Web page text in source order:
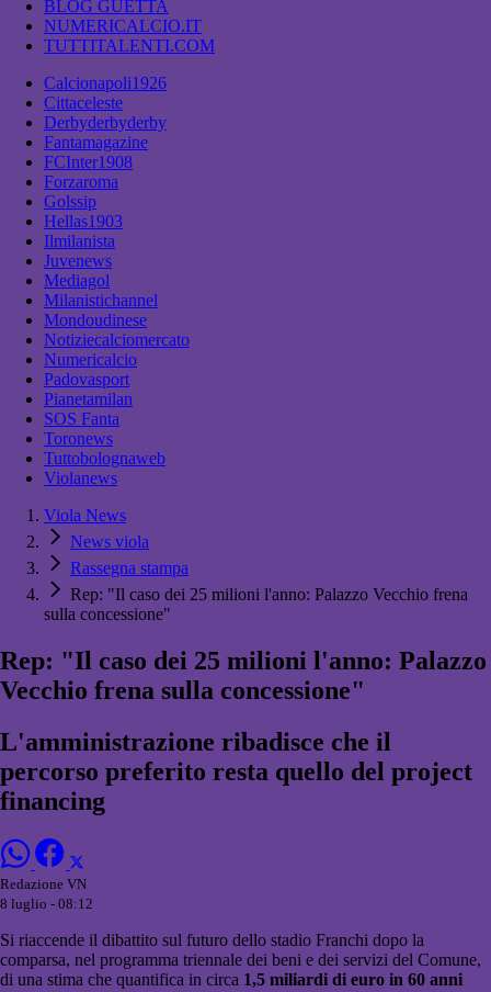
BLOG GUETTA
NUMERICALCIO.IT
TUTTITALENTI.COM
Calcionapoli1926
Cittaceleste
Derbyderbyderby
Fantamagazine
FCInter1908
Forzaroma
Golssip
Hellas1903
Ilmilanista
Juvenews
Mediagol
Milanistichannel
Mondoudinese
Notiziecalciomercato
Numericalcio
Padovasport
Pianetamilan
SOS Fanta
Toronews
Tuttobolognaweb
Violanews
Viola News
News viola
Rassegna stampa
Rep: "Il caso dei 25 milioni l'anno: Palazzo Vecchio frena
sulla concessione"
Rep: "Il caso dei 25 milioni l'anno: Palazzo
Vecchio frena sulla concessione"
L'amministrazione ribadisce che il
percorso preferito resta quello del project
financing
Redazione VN
8 luglio - 08:12
Si riaccende il dibattito sul futuro dello stadio Franchi dopo la
comparsa, nel programma triennale dei beni e dei servizi del Comune,
di una stima che quantifica in circa 1,5 miliardi di euro in 60 anni